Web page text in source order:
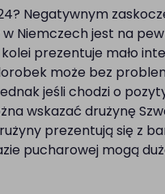
Negatywnym
Niemczech jest na
prezentuje mało
może bez
jeśli chodzi o
wskazać drużynę
prezentują się z
pucharowej mogą